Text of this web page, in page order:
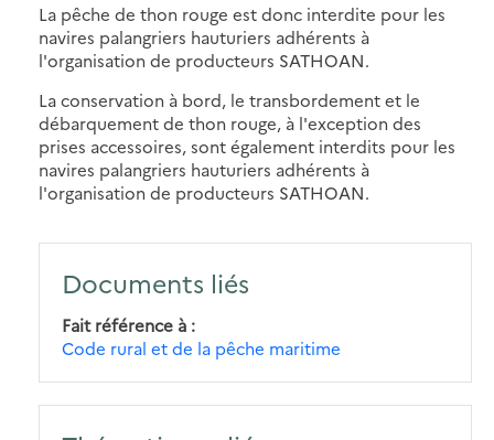
La pêche de thon rouge est donc interdite pour les
navires palangriers hauturiers adhérents à
l'organisation de producteurs SATHOAN.
La conservation à bord, le transbordement et le
débarquement de thon rouge, à l'exception des
prises accessoires, sont également interdits pour les
navires palangriers hauturiers adhérents à
l'organisation de producteurs SATHOAN.
Documents liés
Fait référence à
Code rural et de la pêche maritime